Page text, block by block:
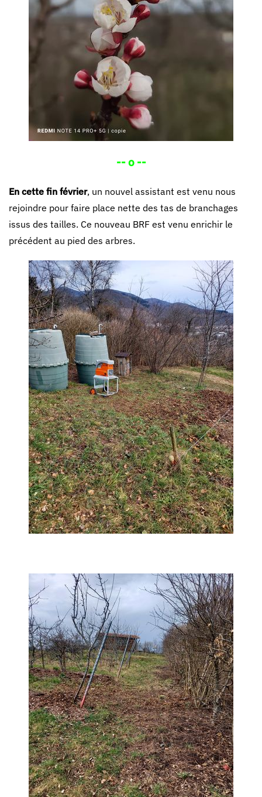
-- o --
En cette fin février, un nouvel assistant est venu nous
rejoindre pour faire place nette des tas de branchages
issus des tailles. Ce nouveau BRF est venu enrichir le
précédent au pied des arbres.